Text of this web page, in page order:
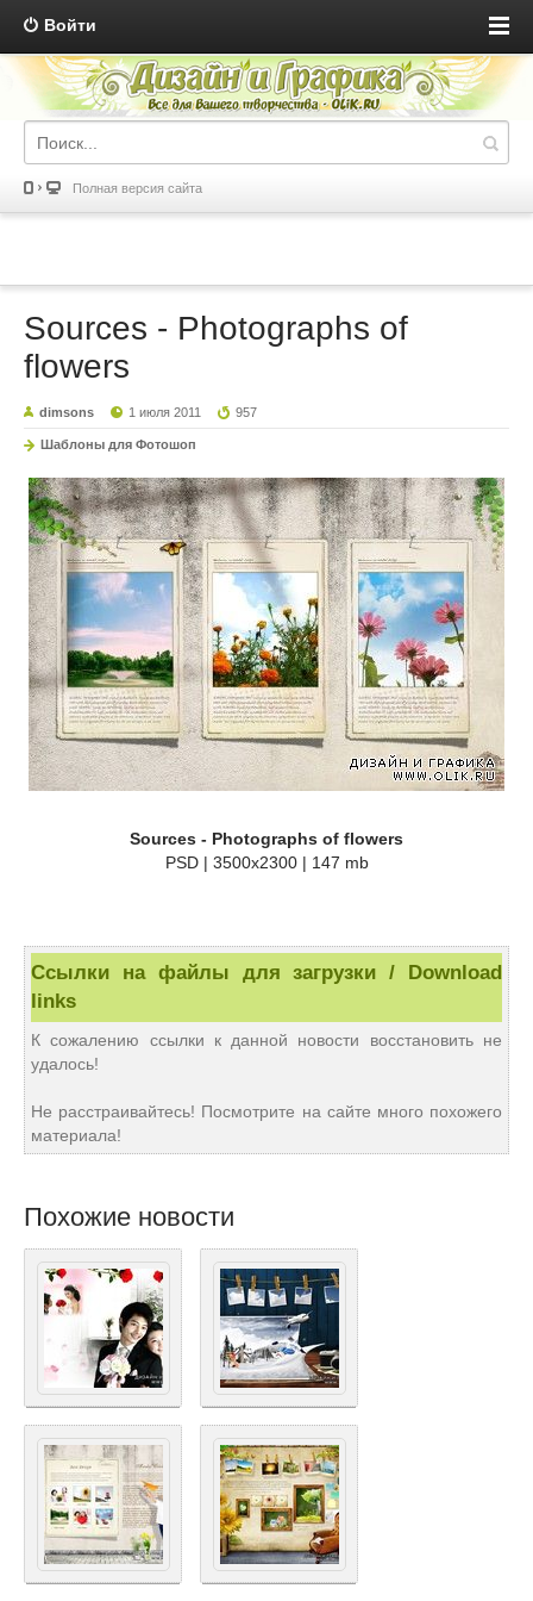
Войти
Полная версия сайта
Sources - Photographs of
flowers
dimsons 1 июля 2011 957
Шаблоны для Фотошоп
Sources - Photographs of flowers
PSD | 3500x2300 | 147 mb
Ссылки на файлы для загрузки / Download
links
К сожалению ссылки к данной новости восстановить не
удалось!
Не расстраивайтесь! Посмотрите на сайте много похожего
материала!
Похожие новости